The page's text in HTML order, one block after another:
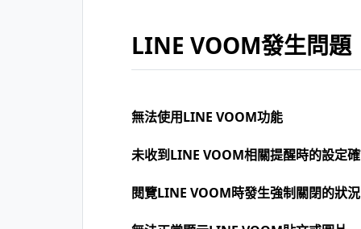
LINE VOOM發生問題
無法使用LINE VOOM功能
未收到LINE VOOM相關提醒時的設定
閱覽LINE VOOM時發生強制關閉的狀況